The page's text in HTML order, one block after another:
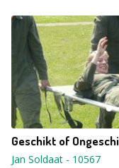
Geschikt of
Jan Soldaat - 10567